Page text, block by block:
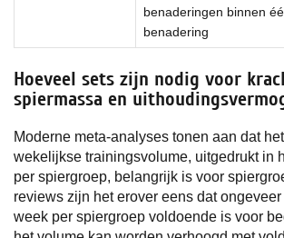
benaderingen binnen
benadering
Hoeveel sets zijn nodig voor
spiermassa en
Moderne meta-analyses tonen aan dat
wekelijkse trainingsvolume, uitgedrukt in
per spiergroep, belangrijk is voor
reviews zijn het erover eens dat
week per spiergroep voldoende is voor